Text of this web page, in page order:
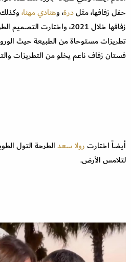
حفل زفافها، مثلدرة، وهنادي مهنا،
زفافها خلال 2021، واختارت
تطريزات مستوحاة من الطبيعة حيث
فستان زفاف ناعم يخلو من التطريزات
أيضاً اختارترولا سعدالطرحة التول
لتلامس الأرض.